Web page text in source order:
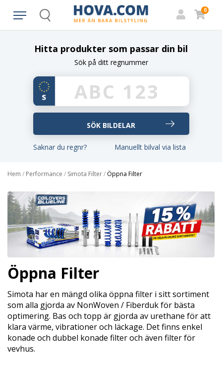
Search
0
Hitta produkter som passar din bil
Sök på ditt regnummer
Saknar du regnr? Manuellt bilval via lista
Hem / Performance / Simota Filter/ Öppna Filter
Öppna Filter
Simota har en mängd olika öppna filter i sitt sortiment
som alla gjorda av NonWoven / Fiberduk för bästa
optimering. Bas och topp är gjorda av urethane för att
klara värme, vibrationer och läckage. Det finns enkel
konade och dubbel konade filter och även filter för
vevhus.